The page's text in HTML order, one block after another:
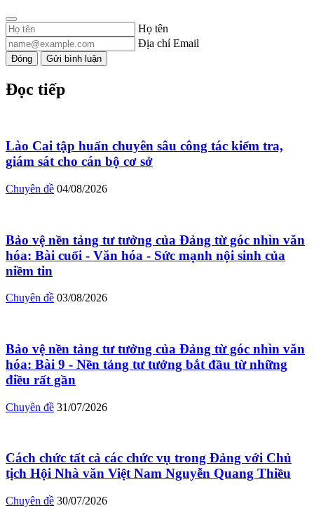
Họ tên
Địa chỉ Email
Đóng Gửi bình luận
Đọc tiếp
Lào Cai tập huấn chuyên sâu công tác kiểm tra,
giám sát cho cán bộ cơ sở
Chuyên đề 04/08/2026
Bảo vệ nền tảng tư tưởng của Đảng từ góc nhìn văn
hóa: Bài cuối - Văn hóa - Sức mạnh nội sinh của
niềm tin
Chuyên đề 03/08/2026
Bảo vệ nền tảng tư tưởng của Đảng từ góc nhìn văn
hóa: Bài 9 - Nền tảng tư tưởng bắt đầu từ những
điều rất gần
Chuyên đề 31/07/2026
Cách chức tất cả các chức vụ trong Đảng với Chủ
tịch Hội Nhà văn Việt Nam Nguyễn Quang Thiều
Chuyên đề 30/07/2026